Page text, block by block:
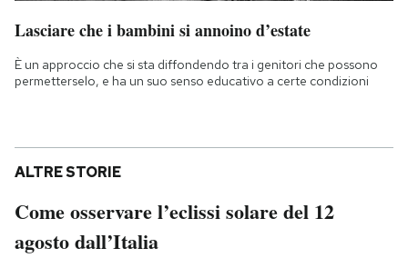
Lasciare che i bambini si annoino d’estate
È un approccio che si sta diffondendo tra i genitori che possono
permetterselo, e ha un suo senso educativo a certe condizioni
ALTRE STORIE
Come osservare l’eclissi solare del 12
agosto dall’Italia